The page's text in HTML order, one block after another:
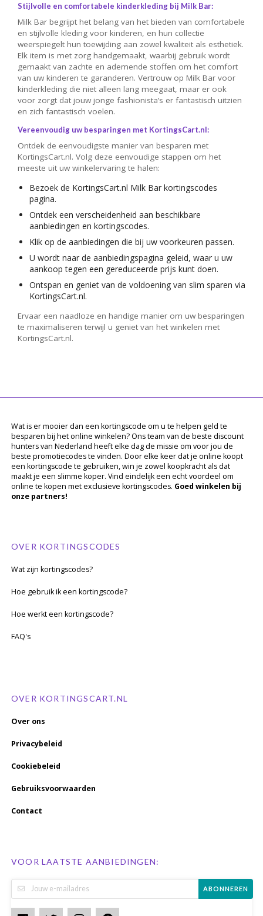
Stijlvolle en comfortabele kinderkleding bij Milk Bar:
Milk Bar begrijpt het belang van het bieden van comfortabele
en stijlvolle kleding voor kinderen, en hun collectie
weerspiegelt hun toewijding aan zowel kwaliteit als esthetiek.
Elk item is met zorg handgemaakt, waarbij gebruik wordt
gemaakt van zachte en ademende stoffen om het comfort
van uw kinderen te garanderen. Vertrouw op Milk Bar voor
kinderkleding die niet alleen lang meegaat, maar er ook
voor zorgt dat jouw jonge fashionista’s er fantastisch uitzien
en zich fantastisch voelen.
Vereenvoudig uw besparingen met KortingsCart.nl:
Ontdek de eenvoudigste manier van besparen met
KortingsCart.nl. Volg deze eenvoudige stappen om het
meeste uit uw winkelervaring te halen:
Bezoek de KortingsCart.nl Milk Bar kortingscodes
pagina.
Ontdek een verscheidenheid aan beschikbare
aanbiedingen en kortingscodes.
Klik op de aanbiedingen die bij uw voorkeuren passen.
U wordt naar de aanbiedingspagina geleid, waar u uw
aankoop tegen een gereduceerde prijs kunt doen.
Ontspan en geniet van de voldoening van slim sparen via
KortingsCart.nl.
Ervaar een naadloze en handige manier om uw besparingen
te maximaliseren terwijl u geniet van het winkelen met
KortingsCart.nl.
Wat is er mooier dan een kortingscode om u te helpen geld te
besparen bij het online winkelen? Ons team van de beste discount
hunters van Nederland heeft elke dag de missie om voor jou de
beste promotiecodes te vinden. Door elke keer dat je online koopt
een kortingscode te gebruiken, win je zowel koopkracht als dat
maakt je een slimme koper. Vind eindelijk een echt voordeel om
online te kopen met exclusieve kortingscodes. Goed winkelen bij
onze partners!
OVER KORTINGSCODES
Wat zijn kortingscodes?
Hoe gebruik ik een kortingscode?
Hoe werkt een kortingscode?
FAQ's
OVER KORTINGSCART.NL
Over ons
Privacybeleid
Cookiebeleid
Gebruiksvoorwaarden
Contact
VOOR LAATSTE AANBIEDINGEN:
ABONNEREN